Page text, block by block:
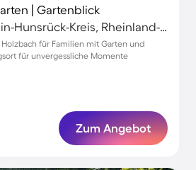
| Gartenblick
Holzbach, Rhein-Hunsrück-Kreis, Rheinland-Pfalz
für Familien mit Garten und
für unvergessliche Momente
Zum Angebot